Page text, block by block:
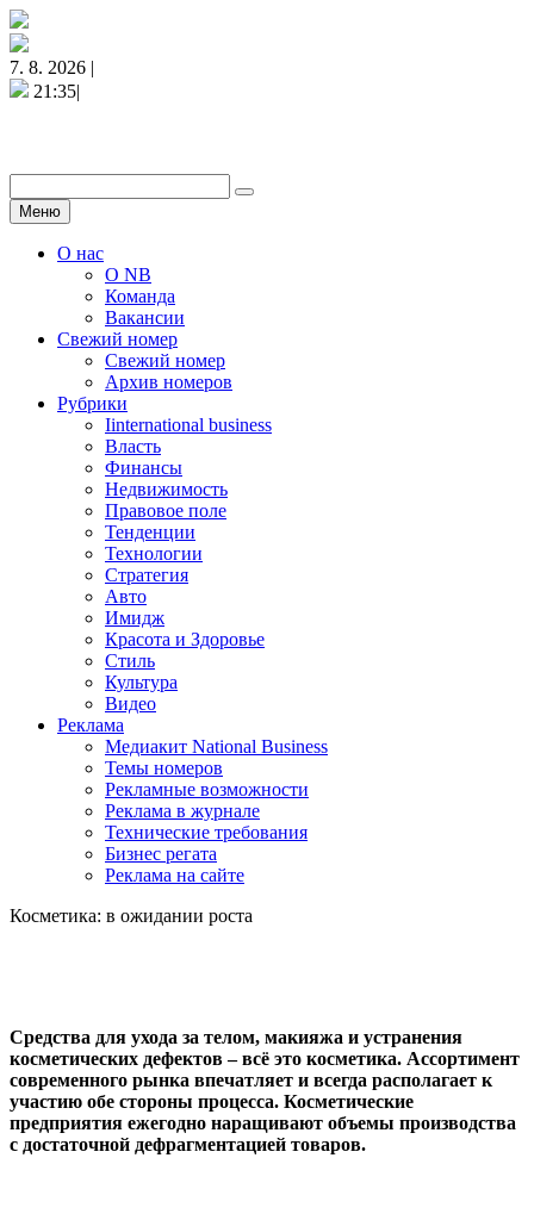
7. 8. 2026 |
21:35|
Меню
О нас
О NB
Команда
Вакансии
Свежий номер
Свежий номер
Архив номеров
Рубрики
Iinternational business
Власть
Финансы
Недвижимость
Правовое поле
Тенденции
Технологии
Стратегия
Авто
Имидж
Красота и Здоровье
Стиль
Культура
Видео
Реклама
Медиакит National Business
Темы номеров
Рекламные возможности
Реклама в журнале
Технические требования
Бизнес регата
Реклама на сайте
Косметика: в ожидании роста
Средства для ухода за телом, макияжа и устранения
косметических дефектов – всё это косметика. Ассортимент
современного рынка впечатляет и всегда располагает к
участию обе стороны процесса. Косметические
предприятия ежегодно наращивают объемы производства
с достаточной дефрагментацией товаров.